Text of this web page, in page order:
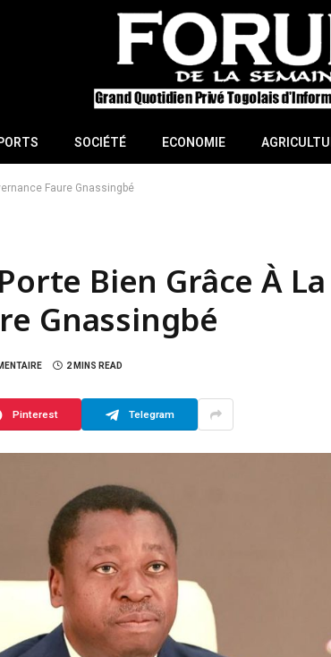
SOCIÉTÉ ECONOMIE
Faure Gnassingbé
Bien Grâce À La
Gnassingbé
2 MINS READ
Pinterest Telegram